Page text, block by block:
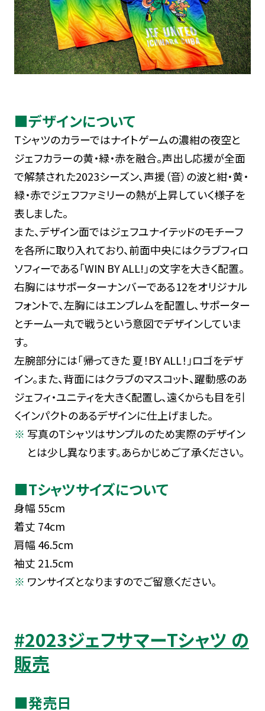
■デザインについて
Tシャツのカラーではナイトゲームの濃紺の夜空と
ジェフカラーの黄・緑・赤を融合。声出し応援が全面
で解禁された2023シーズン、声援（音）の波と紺・黄・
緑・赤でジェフファミリーの熱が上昇していく様子を
表しました。
また、デザイン面ではジェフユナイテッドのモチーフ
を各所に取り入れており、前面中央にはクラブフィロ
ソフィーである「WIN BY ALL!」の文字を大きく配置。
右胸にはサポーターナンバーである12をオリジナル
フォントで、左胸にはエンブレムを配置し、サポーター
とチーム一丸で戦うという意図でデザインしていま
す。
左腕部分には「帰ってきた 夏！BY ALL！」ロゴをデザ
イン。また、背面にはクラブのマスコット、躍動感のあ
ジェフィ・ユニティを大きく配置し、遠くからも目を引
くインパクトのあるデザインに仕上げました。
写真のTシャツはサンプルのため実際のデザイン
とは少し異なります。あらかじめご了承ください。
■Tシャツサイズについて
身幅 55cm
着丈 74cm
肩幅 46.5cm
袖丈 21.5cm
ワンサイズとなりますのでご留意ください。
#2023ジェフサマーTシャツ の
販売
■発売日